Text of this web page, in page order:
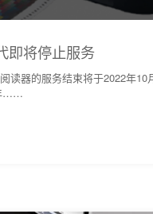
即将停止服务
读器的服务结束将于2022年10
……